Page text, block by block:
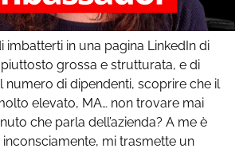
imbatterti in una pagina LinkedIn di
piuttosto grossa e strutturata, e di
numero di dipendenti, scoprire che il
elevato, MA… non trovare mai
che parla dell’azienda? A me è
mi trasmette un